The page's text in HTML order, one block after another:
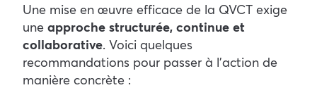
Une mise en œuvre efficace de la QVCT exige
une approche structurée, continue et
collaborative. Voici quelques
recommandations pour passer à l’action de
manière concrète :